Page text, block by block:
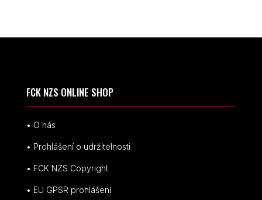
FCK NZS ONLINE SHOP
• O nás
• Prohlášení o udržitelnosti
• FCK NZS Copyright
• EU GPSR prohlášení